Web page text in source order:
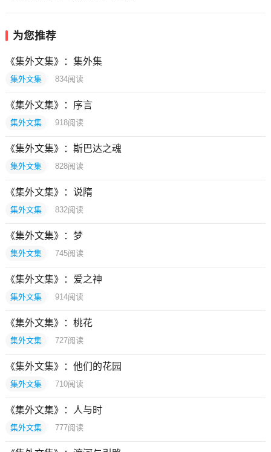
为您推荐
《集外文集》：集外集
集外文集 834阅读
《集外文集》：序言
集外文集 918阅读
《集外文集》：斯巴达之魂
集外文集 828阅读
《集外文集》：说隋
集外文集 832阅读
《集外文集》：梦
集外文集 745阅读
《集外文集》：爱之神
集外文集 914阅读
《集外文集》：桃花
集外文集 727阅读
《集外文集》：他们的花园
集外文集 710阅读
《集外文集》：人与时
集外文集 777阅读